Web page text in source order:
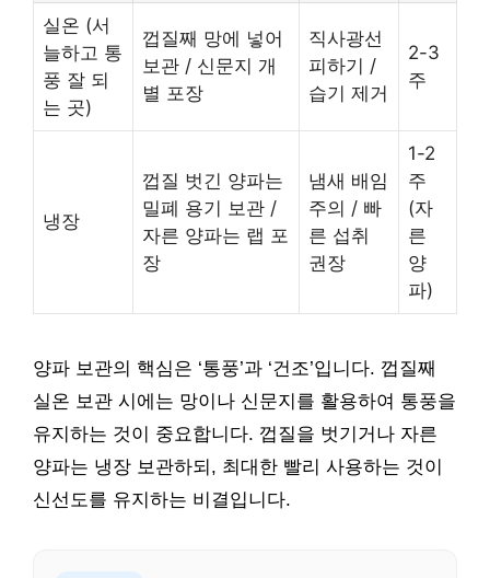
실온 (서
늘하고 통
풍 잘 되
는 곳)
껍질째 망에 넣어
보관 / 신문지 개
별 포장
직사광선
피하기 /
습기 제거
2-3
주
냉장
껍질 벗긴 양파는
밀폐 용기 보관 /
자른 양파는 랩 포
장
냄새 배임
주의 / 빠
른 섭취
권장
1-2
주
(자
른
양
파)
양파 보관의 핵심은 ‘통풍’과 ‘건조’입니다. 껍질째
실온 보관 시에는 망이나 신문지를 활용하여 통풍을
유지하는 것이 중요합니다. 껍질을 벗기거나 자른
양파는 냉장 보관하되, 최대한 빨리 사용하는 것이
신선도를 유지하는 비결입니다.